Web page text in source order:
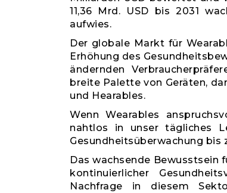
11,36 Mrd. USD bis 2031
aufwies.
Der globale Markt für
Erhöhung des
ändernden
breite Palette von Geräten,
und Hearables.
Wenn Wearables
nahtlos in unser tägliches
Gesundheitsüberwachung bis
Das wachsende Bewusstsein
kontinuierlicher
Nachfrage in diesem